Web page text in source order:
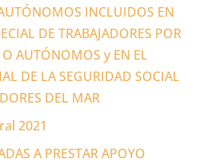
INCLUIDOS EN
DE TRABAJADORES POR
AUTÓNOMOS y EN EL
DE LA SEGURIDAD SOCIAL
DEL MAR
2021
A PRESTAR APOYO